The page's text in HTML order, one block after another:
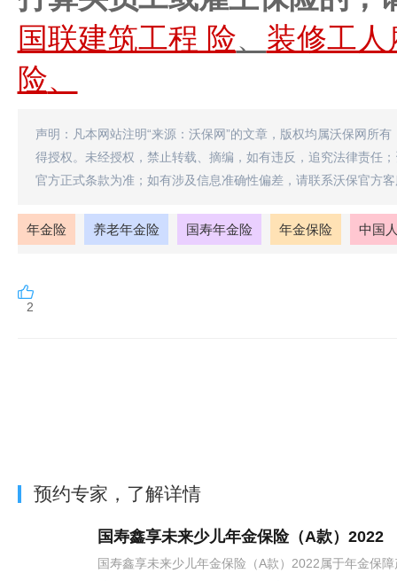
国联建筑工程 险、 装修工人
险、
声明：凡本网站注明“来源：沃保网”的文章，版权均属沃保网所
得授权。未经授权，禁止转载、摘编，如有违反，追究法律责任
官方正式条款为准；如有涉及信息准确性偏差，请联系沃保官方
年金险 养老年金险 国寿年金险 年金保险 中国
2
预约专家，了解详情
国寿鑫享未来少儿年金保险（A款）2022
国寿鑫享未来少儿年金保险（A款）2022属于年金保